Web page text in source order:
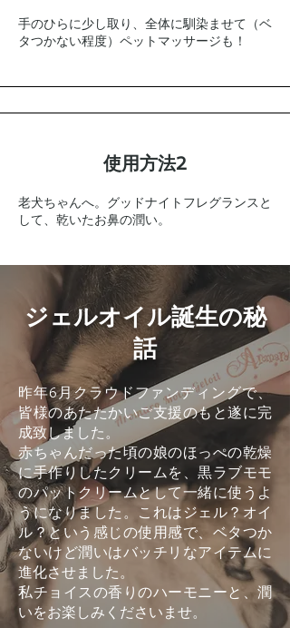
手のひらに少し取り、全体に馴染ませて（ベ
タつかない程度）ペットマッサージも！
使用方法2
老犬ちゃんへ。グッドナイトフレグランスと
して、乾いたお鼻の潤い。
ジェルオイル誕生の秘
話
昨年6月クラウドファンディングで、
皆様のあたたかいご支援のもと遂に完
成致しました。
赤ちゃんだった頃の娘のほっぺの乾燥
に手作りしたクリームを、黒ラブモモ
のパットクリームとして一緒に使うよ
うになりました。これはジェル？オイ
ル？という感じの使用感で、ベタつか
ないけど潤いはバッチリなアイテムに
進化させました。
私チョイスの香りのハーモニーと、潤
いをお楽しみくださいませ。